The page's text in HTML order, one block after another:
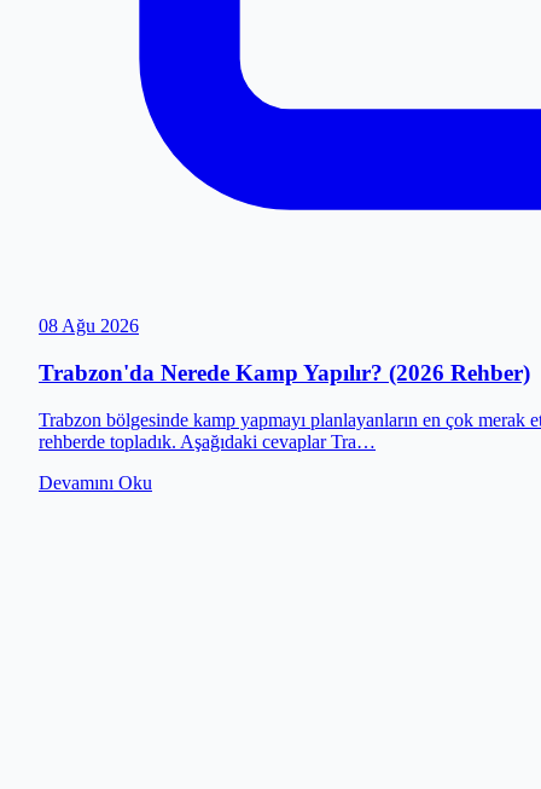
08 Ağu 2026
Trabzon'da Nerede Kamp Yapılır? (2026 Rehber)
Trabzon bölgesinde kamp yapmayı planlayanların en çok merak
rehberde topladık. Aşağıdaki cevaplar Tra…
Devamını Oku